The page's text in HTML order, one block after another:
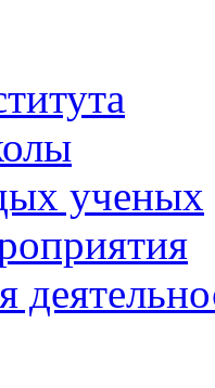
ученых